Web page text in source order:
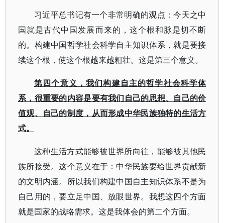
习近平总书记有一个非常明确的观点：今天之中
国就是古代中国发展而来的，这个根和脉是切不断
的。构建中国哲学社会科学自主知识体系，就是要接
续这个根，使这个根越来越粗壮。这是第三个意义。
第四个意义，我们构建自主的哲学社会科学体
系，很重要的内容是要有我们自己的思想、自己的价
值观、自己的制度，从而形成中华民族独特的生活方
式。
这种生活方式能够被世界所向往，能够被其他民
族所接受。这个意义在于：中华民族要给世界贡献新
的文明内涵。所以我们构建中国自主知识体系不是为
自己用的，要立足中国、放眼世界。我想这四个方面
就是国家的战略需求。这是我体会的第二个方面。